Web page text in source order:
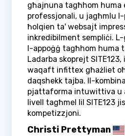
għajnuna tagħhom huma
professjonali, u jagħmlu
ħolqien ta' websajt
inkredibilment sempliċi.
l-appoġġ tagħhom huma
Ladarba skoprejt
waqaft infittex għażliet
daqshekk tajba. Il-
pjattaforma intuwittiva u
livell tagħmel lil SITE123
kompetizzjoni.
Christi Prettyman